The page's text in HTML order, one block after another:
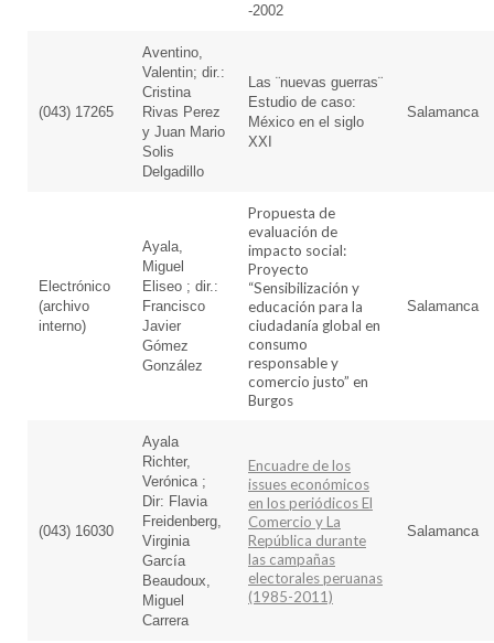
-2002
(043) 17265
Aventino,
Valentin; dir.:
Cristina
Rivas Perez
y Juan Mario
Solis
Delgadillo
Las ¨nuevas guerras¨
Estudio de caso:
México en el siglo
XXI
Salamanca
Electrónico
(archivo
interno)
Ayala,
Miguel
Eliseo ; dir.:
Francisco
Javier
Gómez
González
Propuesta de
evaluación de
impacto social:
Proyecto
“Sensibilización y
educación para la
ciudadanía global en
consumo
responsable y
comercio justo” en
Burgos
Salamanca
(043) 16030
Ayala
Richter,
Verónica ;
Dir: Flavia
Freidenberg,
Virginia
García
Beaudoux,
Miguel
Carrera
Encuadre de los
issues económicos
en los periódicos El
Comercio y La
República durante
las campañas
electorales peruanas
(1985-2011)
Salamanca